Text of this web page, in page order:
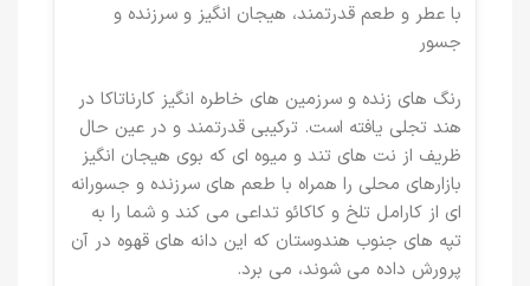
با عطر و طعم قدرتمند، هیجان انگیز و سرزنده و
جسور
رنگ های زنده و سرزمین های خاطره انگیز کارناتاکا در
هند تجلی یافته است. ترکیبی قدرتمند و در عین حال
ظریف از نت های تند و میوه ای که بوی هیجان انگیز
بازارهای محلی را همراه با طعم های سرزنده و جسورانه
ای از کارامل تلخ و کاکائو تداعی می کند و شما را به
تپه های جنوب هندوستان که این دانه های قهوه در آن
پرورش داده می شوند، می برد.